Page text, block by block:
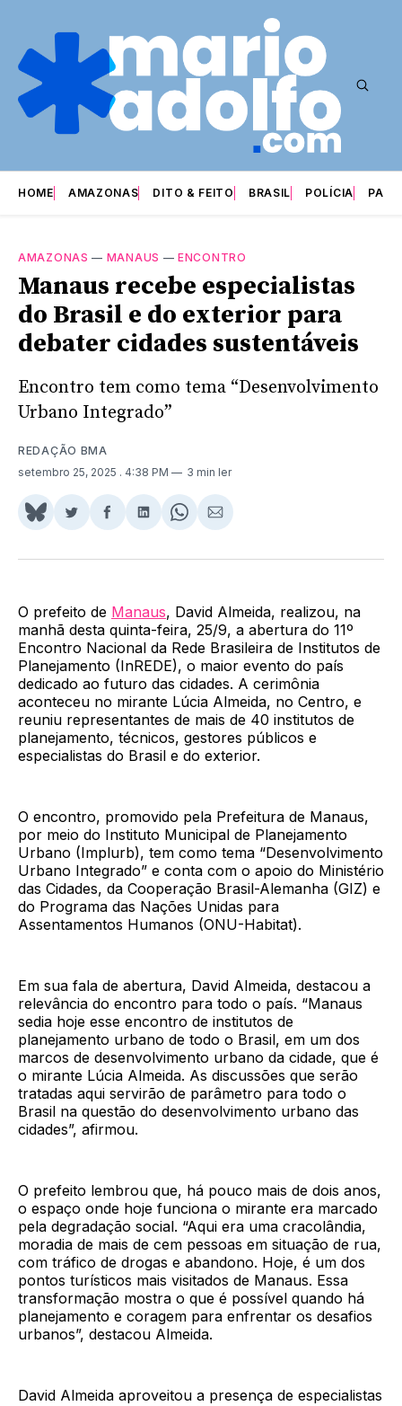
HOME AMAZONAS DITO & FEITO BRASIL POLÍCIA
AMAZONAS — MANAUS —ENCONTRO
Manaus recebe especialistas
do Brasil e do exterior para
debater cidades sustentáveis
Encontro tem como tema “Desenvolvimento
Urbano Integrado”
REDAÇÃO BMA
setembro 25, 2025 . 4:38 PM 3 min ler
Share
BlueSky
Compartilhar
Twitter
Compartilhar
Facebook
Compartilhar
LinkedIn
Share
WhatsApp
Compartilhar
Email
O prefeito de Manaus, David Almeida, realizou, na
manhã desta quinta-feira, 25/9, a abertura do 11º
Encontro Nacional da Rede Brasileira de Institutos de
Planejamento (InREDE), o maior evento do país
dedicado ao futuro das cidades. A cerimônia
aconteceu no mirante Lúcia Almeida, no Centro, e
reuniu representantes de mais de 40 institutos de
planejamento, técnicos, gestores públicos e
especialistas do Brasil e do exterior.
O encontro, promovido pela Prefeitura de Manaus,
por meio do Instituto Municipal de Planejamento
Urbano (Implurb), tem como tema “Desenvolvimento
Urbano Integrado” e conta com o apoio do Ministério
das Cidades, da Cooperação Brasil-Alemanha (GIZ) e
do Programa das Nações Unidas para
Assentamentos Humanos (ONU-Habitat).
Em sua fala de abertura, David Almeida, destacou a
relevância do encontro para todo o país. “Manaus
sedia hoje esse encontro de institutos de
planejamento urbano de todo o Brasil, em um dos
marcos de desenvolvimento urbano da cidade, que é
o mirante Lúcia Almeida. As discussões que serão
tratadas aqui servirão de parâmetro para todo o
Brasil na questão do desenvolvimento urbano das
cidades”, afirmou.
O prefeito lembrou que, há pouco mais de dois anos,
o espaço onde hoje funciona o mirante era marcado
pela degradação social. “Aqui era uma cracolândia,
moradia de mais de cem pessoas em situação de rua,
com tráfico de drogas e abandono. Hoje, é um dos
pontos turísticos mais visitados de Manaus. Essa
transformação mostra o que é possível quando há
planejamento e coragem para enfrentar os desafios
urbanos”, destacou Almeida.
David Almeida aproveitou a presença de especialistas